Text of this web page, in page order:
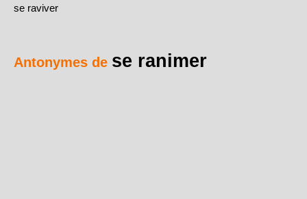
se raviver
Antonymes de se ranimer